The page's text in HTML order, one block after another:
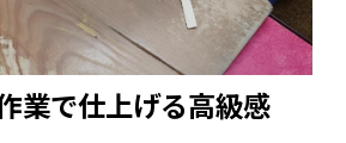
業で仕上げる高級感